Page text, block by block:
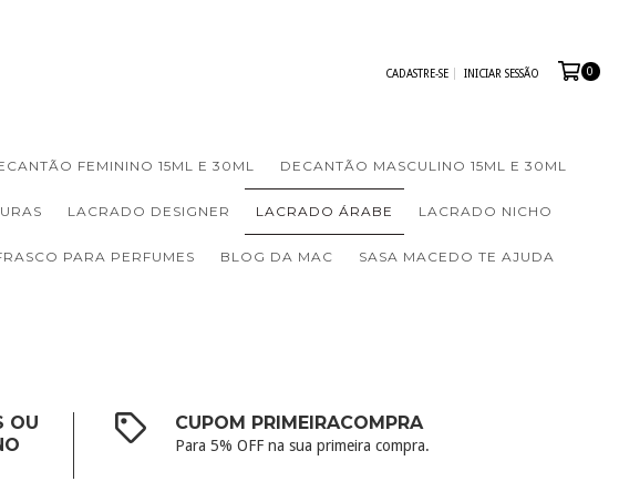
CADASTRE-SE INICIAR SESSÃO 0
FEMININO 15ML E 30ML DECANTÃO MASCULINO 15ML E 30ML
LACRADO DESIGNER LACRADO ÁRABE LACRADO NICHO
PARA PERFUMES BLOG DA MAC SASA MACEDO TE AJUDA
OU
CUPOM PRIMEIRACOMPRA
Para 5% OFF na sua primeira compra.